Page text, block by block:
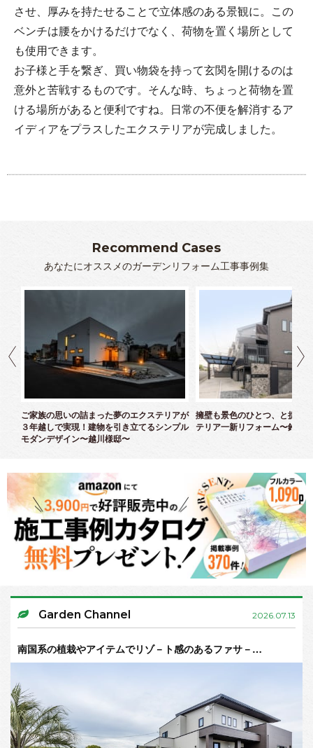
させ、厚みを持たせることで立体感のある景観に。この
ベンチは腰をかけるだけでなく、荷物を置く場所として
も使用できます。
お子様と手を繋ぎ、買い物袋を持って玄関を開けるのは
意外と苦戦するものです。そんな時、ちょっと荷物を置
ける場所があると便利ですね。日常の不便を解消するア
イディアをプラスしたエクステリアが完成しました。
Recommend Cases
あなたにオススメのガーデンリフォーム工事事例集
ご家族の思いの詰まった夢のエクステリアが
３年越しで実現！建物を引き立てるシンプル
モダンデザイン〜越川様邸〜
擁壁も景色のひとつ、と捉え
テリア一新リフォーム〜鈴木
Garden Channel 2026.07.13
南国系の植栽やアイテムでリゾ－ト感のあるファサ－…